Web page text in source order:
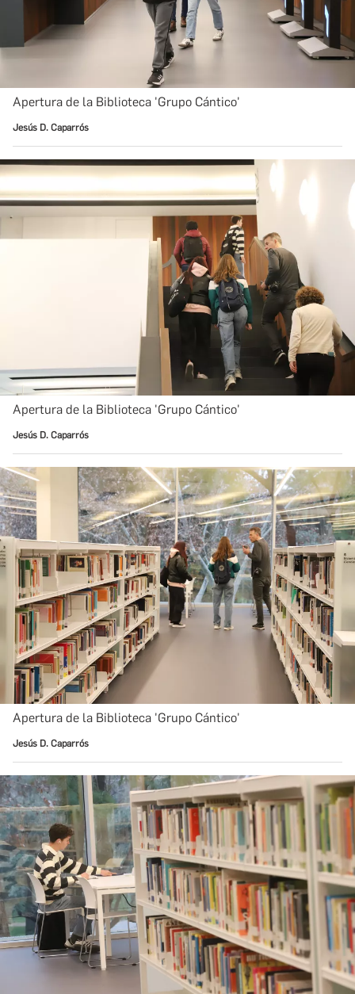
Apertura de la Biblioteca 'Grupo Cántico'
Jesús D. Caparrós
Apertura de la Biblioteca 'Grupo Cántico'
Jesús D. Caparrós
Apertura de la Biblioteca 'Grupo Cántico'
Jesús D. Caparrós